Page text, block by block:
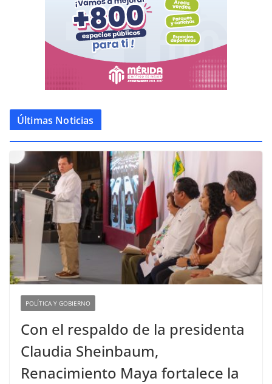
Últimas Noticias
POLÍTICA Y GOBIERNO
Con el respaldo de la presidenta
Claudia Sheinbaum,
Renacimiento Maya fortalece la